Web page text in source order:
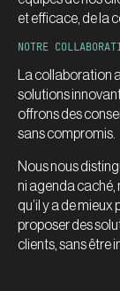
et efficace, de la
NOTRE
La collaboration
solutions
offrons des
sans compromis.
Nous nous
ni agenda caché,
qu’il y a de
proposer des
clients, sans être